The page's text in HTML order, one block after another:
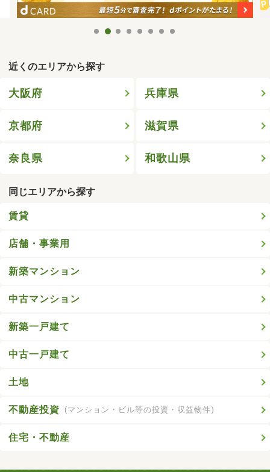
近くのエリアから探す
大阪府 兵庫県
京都府 滋賀県
奈良県 和歌山県
同じエリアから探す
賃貸
店舗・事業用
新築マンション
中古マンション
新築一戸建て
中古一戸建て
土地
不動産投資 (マンション・ビル等の投資・収益物件)
住宅・不動産